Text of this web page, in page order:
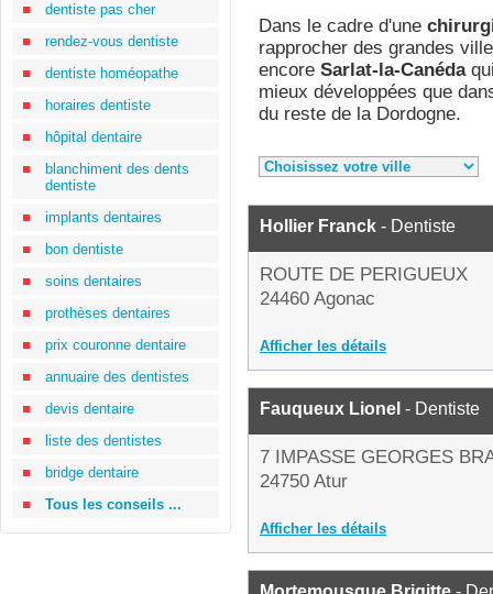
dentiste pas cher
rendez-vous dentiste
dentiste homéopathe
horaires dentiste
hôpital dentaire
blanchiment des dents
dentiste
implants dentaires
bon dentiste
soins dentaires
prothèses dentaires
prix couronne dentaire
annuaire des dentistes
devis dentaire
liste des dentistes
bridge dentaire
Tous les conseils ...
Dans le cadre d'une
rapprocher des grandes
encore Sarlat-la-Canéda
mieux développées que
du reste de la Dordogne.
Hollier Franck - Dentiste
ROUTE DE PERIGUEUX
24460 Agonac
Afficher les détails
Fauqueux Lionel - Dentiste
7 IMPASSE GEORGES
24750 Atur
Afficher les détails